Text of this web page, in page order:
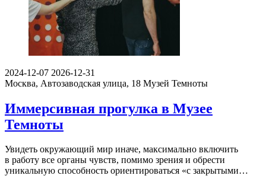
2024-12-07 2026-12-31
Москва, Автозаводская улица, 18 Музей Темноты
Иммерсивная прогулка в Музее
Темноты
Увидеть окружающий мир иначе, максимально включить
в работу все органы чувств, помимо зрения и обрести
уникальную способность ориентироваться «с закрытыми…